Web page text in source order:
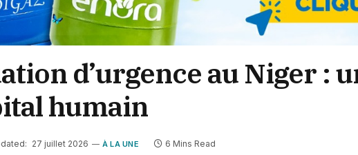
d’urgence au Niger :
humain
27 juillet 2026 À LA UNE 6 Mins Read